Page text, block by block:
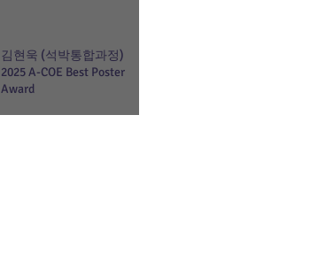
김현욱 (석박통합과정)
2025 A-COE Best Poster
Award